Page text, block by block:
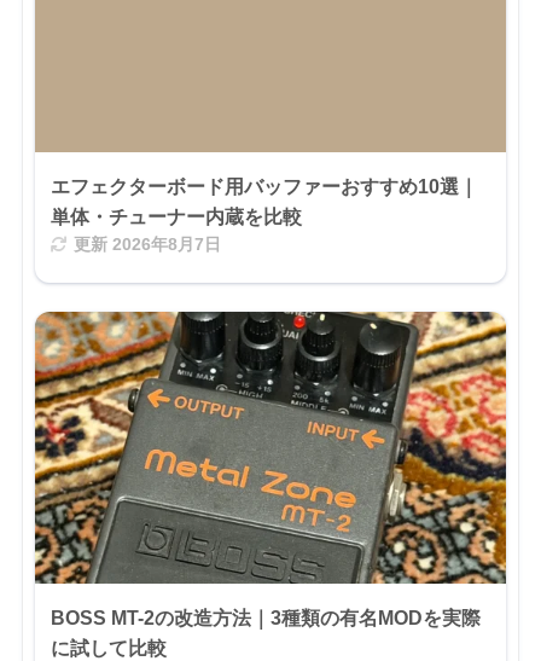
エフェクターボード用バッファーおすすめ10選｜
単体・チューナー内蔵を比較
更新2026年8月7日
BOSS MT-2の改造方法｜3種類の有名MODを実際
に試して比較